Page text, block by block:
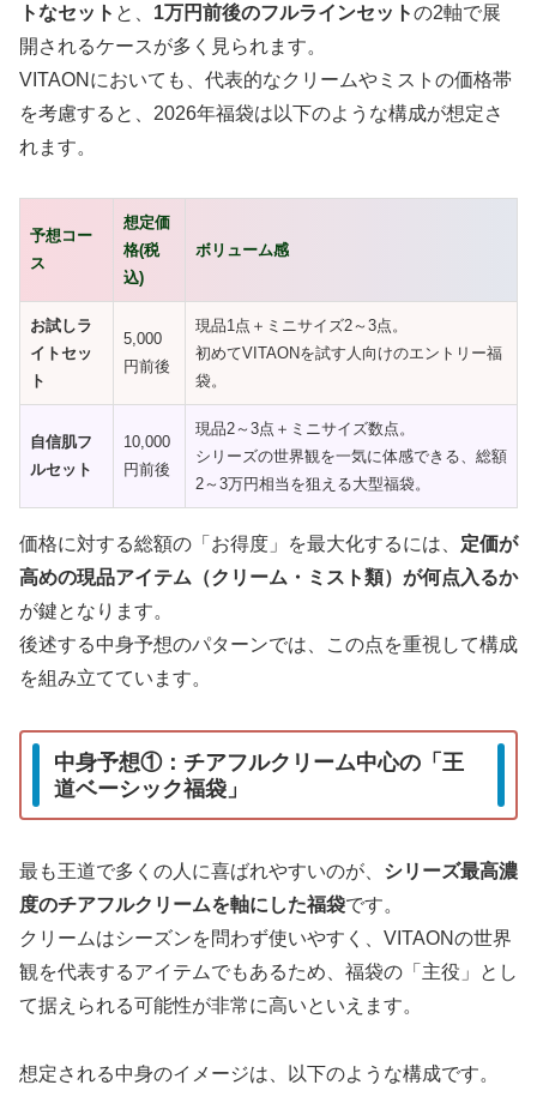
トなセット と、 1万円前後のフルラインセットの2軸で展
開されるケースが多く見られます。
VITAONにおいても、代表的なクリームやミストの価格帯
を考慮すると、2026年福袋は以下のような構成が想定さ
れます。
予想コー
ス
想定価
格(税
込)
ボリューム感
お試しラ
イトセッ
ト
5,000
円前後
現品1点＋ミニサイズ2～3点。
初めてVITAONを試す人向けのエントリー福
袋。
自信肌フ
ルセット
10,000
円前後
現品2～3点＋ミニサイズ数点。
シリーズの世界観を一気に体感できる、総額
2～3万円相当を狙える大型福袋。
価格に対する総額の「お得度」を最大化するには、 定価が
高めの現品アイテム（クリーム・ミスト類）が何点入るか
が鍵となります。
後述する中身予想のパターンでは、この点を重視して構成
を組み立てています。
中身予想①：チアフルクリーム中心の「王
道ベーシック福袋」
最も王道で多くの人に喜ばれやすいのが、 シリーズ最高濃
度のチアフルクリームを軸にした福袋です。
クリームはシーズンを問わず使いやすく、VITAONの世界
観を代表するアイテムでもあるため、福袋の「主役」とし
て据えられる可能性が非常に高いといえます。
想定される中身のイメージは、以下のような構成です。